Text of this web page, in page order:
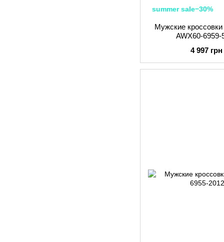
summer sale−30%
Мужские
AWX60-
4 997 грн